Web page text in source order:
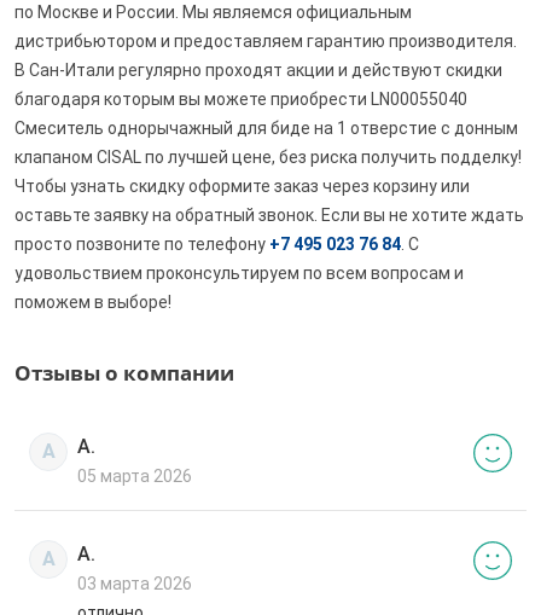
по Москве и России. Мы являемся официальным
дистрибьютором и предоставляем гарантию производителя.
В Сан-Итали регулярно проходят акции и действуют скидки
благодаря которым вы можете приобрести LN00055040
Смеситель однорычажный для биде на 1 отверстие с донным
клапаном CISAL по лучшей цене, без риска получить подделку!
Чтобы узнать скидку оформите заказ через корзину или
оставьте заявку на обратный звонок. Если вы не хотите ждать
просто позвоните по телефону +7 495 023 76 84 . С
удовольствием проконсультируем по всем вопросам и
поможем в выборе!
Отзывы о компании
А А.
05 марта 2026
А А.
03 марта 2026